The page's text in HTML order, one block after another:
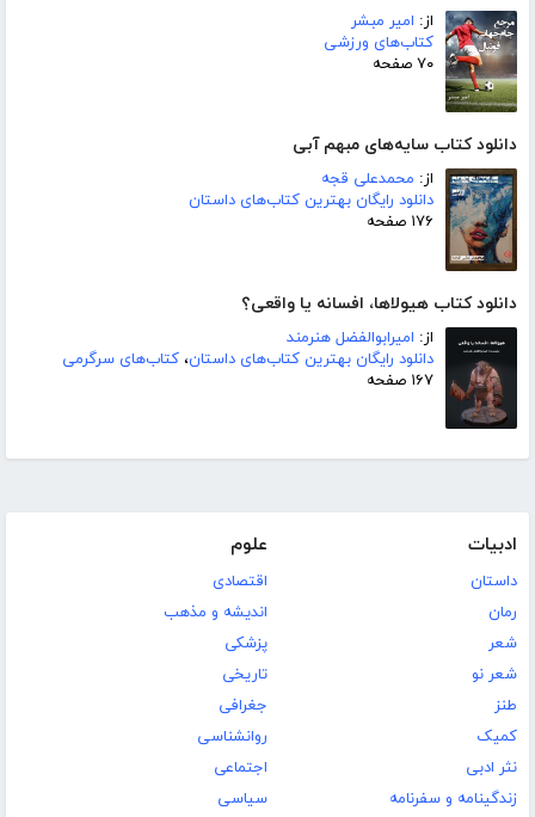
از: امیر مبشر
کتاب‌های ورزشی
۷۰ صفحه
دانلود کتاب سایه‌های مبهم آبی
از: محمدعلی قجه
دانلود رایگان بهترین کتاب‌های داستان
۱۷۶ صفحه
دانلود کتاب هیولاها، افسانه یا واقعی؟
از: امیرابوالفضل هنرمند
دانلود رایگان بهترین کتاب‌های داستان، کتاب‌های سرگرمی
۱۶۷ صفحه
ادبیات
داستان
رمان
شعر
شعر نو
طنز
کمیک
نثر ادبی
زندگینامه و سفرنامه
علوم
اقتصادی
اندیشه و مذهب
پزشکی
تاریخی
جغرافی
روانشناسی
اجتماعی
سیاسی